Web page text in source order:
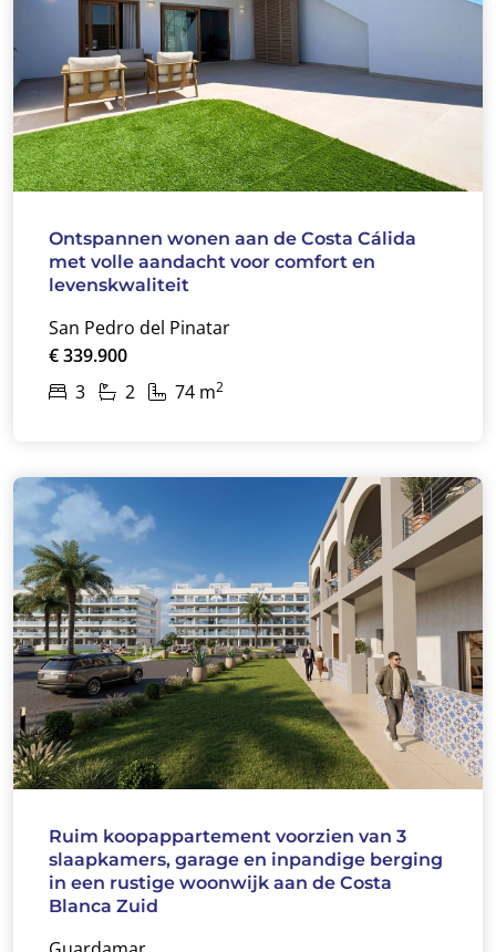
Ontspannen wonen aan de Costa Cálida
met volle aandacht voor comfort en
levenskwaliteit
San Pedro del Pinatar
€ 339.900
3
2 74 m2
Ruim koopappartement voorzien van 3
slaapkamers, garage en inpandige berging
in een rustige woonwijk aan de Costa
Blanca Zuid